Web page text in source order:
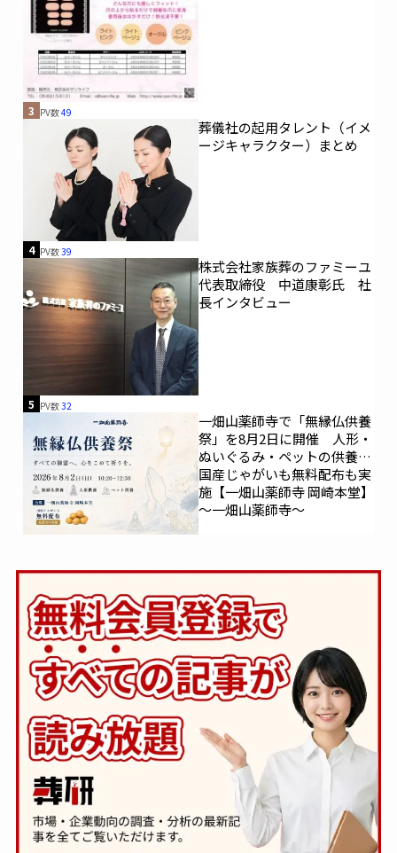
3 PV数49
葬儀社の起用タレント（イメ
ージキャラクター）まとめ
4 PV数39
株式会社家族葬のファミーユ
代表取締役 中道康彰氏 社
長インタビュー
5 PV数32
一畑山薬師寺で「無縁仏供養
祭」を8月2日に開催 人形・
ぬいぐるみ・ペットの供養、
国産じゃがいも無料配布も実
施【一畑山薬師寺 岡崎本堂】
～一畑山薬師寺～